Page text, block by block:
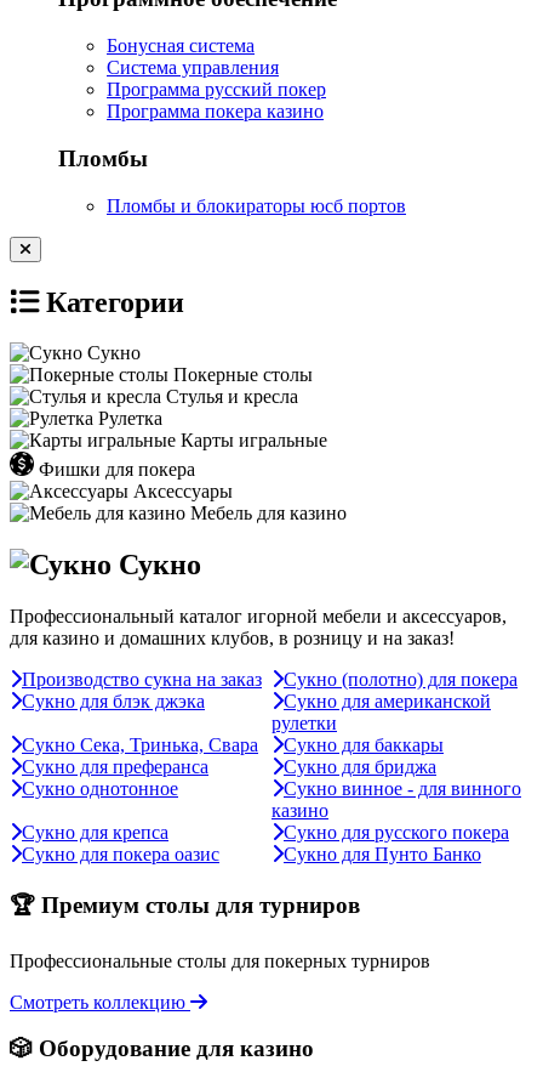
Бонусная система
Система управления
Программа русский покер
Программа покера казино
Пломбы
Пломбы и блокираторы юсб портов
Категории
Сукно
Покерные столы
Стулья и кресла
Рулетка
Карты игральные
Фишки для покера
Аксессуары
Мебель для казино
Сукно
Профессиональный каталог игорной мебели и аксессуаров,
для казино и домашних клубов, в розницу и на заказ!
Производство сукна на заказ
Сукно (полотно) для покера
Сукно для блэк джэка
Сукно для американской
рулетки
Сукно Сека, Тринька, Свара
Сукно для баккары
Сукно для преферанса
Сукно для бриджа
Сукно однотонное
Сукно винное - для винного
казино
Сукно для крепса
Сукно для русского покера
Сукно для покера оазис
Сукно для Пунто Банко
🏆 Премиум столы для турниров
Профессиональные столы для покерных турниров
Смотреть коллекцию
🎲 Оборудование для казино